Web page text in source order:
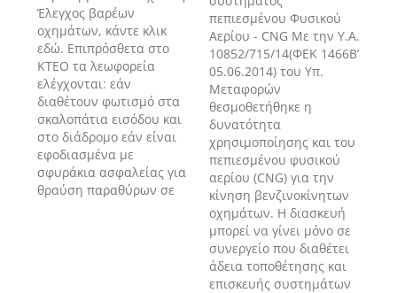
Έλεγχος βαρέων
οχημάτων, κάντε κλικ
εδώ. Επιπρόσθετα στο
ΚΤΕΟ τα λεωφορεία
ελέγχονται: εάν
διαθέτουν φωτισμό στα
σκαλοπάτια εισόδου και
στο διάδρομο εάν είναι
εφοδιασμένα με
σφυράκια ασφαλείας για
θραύση παραθύρων σε
πεπιεσμένου Φυσικού
Αερίου - CNG Με την Υ.Α.
10852/715/14(ΦΕΚ 1466Β’
05.06.2014) του Υπ.
Μεταφορών
θεσμοθετήθηκε η
δυνατότητα
χρησιμοποίησης και του
πεπιεσμένου φυσικού
αερίου (CNG) για την
κίνηση βενζινοκίνητων
οχημάτων. Η διασκευή
μπορεί να γίνει μόνο σε
συνεργείο που διαθέτει
άδεια τοποθέτησης και
επισκευής συστημάτων